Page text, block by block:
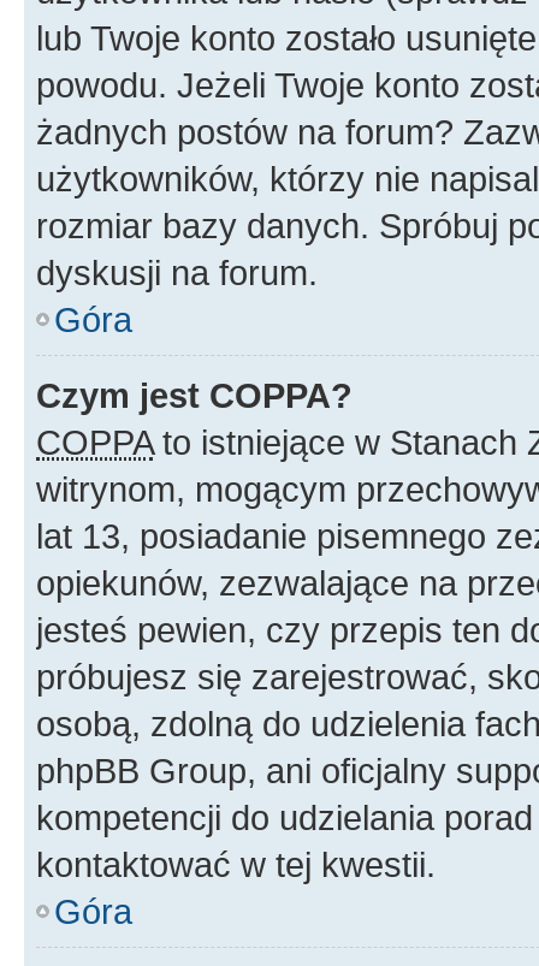
lub Twoje konto zostało
powodu. Jeżeli Twoje konto
żadnych postów na forum?
użytkowników, którzy nie
rozmiar bazy danych. Spróbuj
dyskusji na forum.
Góra
Czym jest COPPA?
COPPAto istniejące w Stanach
witrynom, mogącym
lat 13, posiadanie pisemnego
opiekunów, zezwalające na
jesteś pewien, czy przepis ten
próbujesz się zarejestrować,
osobą, zdolną do udzielenia
phpBB Group, ani oficjalny
kompetencji do udzielania
kontaktować w tej kwestii.
Góra